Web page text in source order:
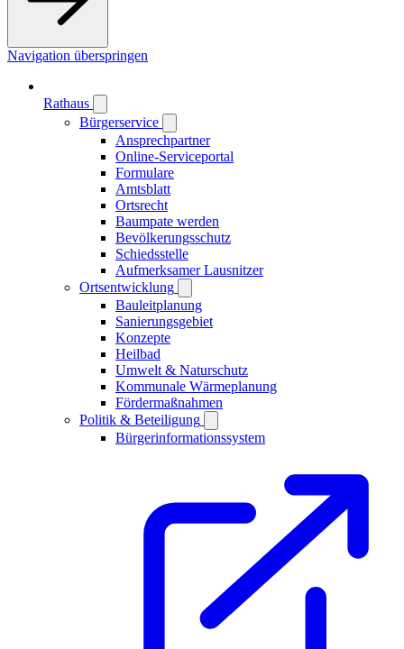
Navigation überspringen
Rathaus
Bürgerservice
Ansprechpartner
Online-Serviceportal
Formulare
Amtsblatt
Ortsrecht
Baumpate werden
Bevölkerungsschutz
Schiedsstelle
Aufmerksamer Lausnitzer
Ortsentwicklung
Bauleitplanung
Sanierungsgebiet
Konzepte
Heilbad
Umwelt & Naturschutz
Kommunale Wärmeplanung
Fördermaßnahmen
Politik & Beteiligung
Bürgerinformationssystem